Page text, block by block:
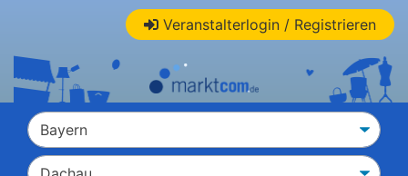
Veranstalterlogin / Registrieren